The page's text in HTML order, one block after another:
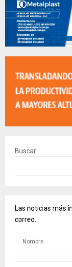
Buscar
Las noticias más
correo.